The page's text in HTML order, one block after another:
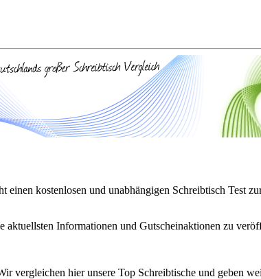
kostenlosen und unabhängigen Schreibtisch Test
aktuellsten Informationen und Gutscheinaktionen zu
vergleichen hier unsere Top Schreibtische und geben